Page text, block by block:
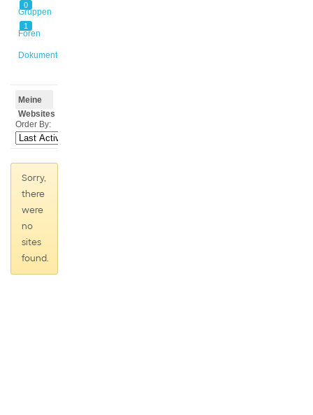
0
Gruppen
1
Foren
Dokumente
Meine
Websites
Order By:
Sorry,
there
were
no
sites
found.